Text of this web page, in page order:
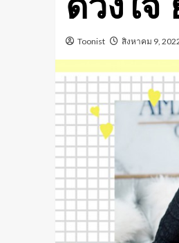
Toonist สิงหาคม 9,